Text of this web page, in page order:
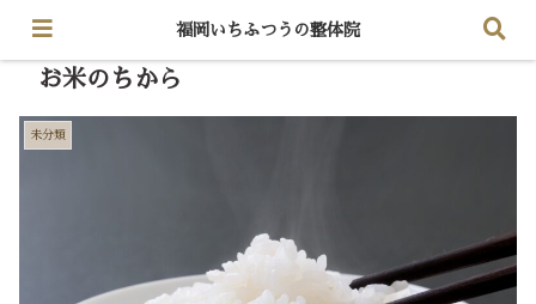
お米のちから
未分類
福岡いちふつうの整体院